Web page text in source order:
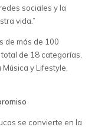
sociales y la
vida.”
de más de 100
de 18 categorías,
y Lifestyle,
se convierte en la